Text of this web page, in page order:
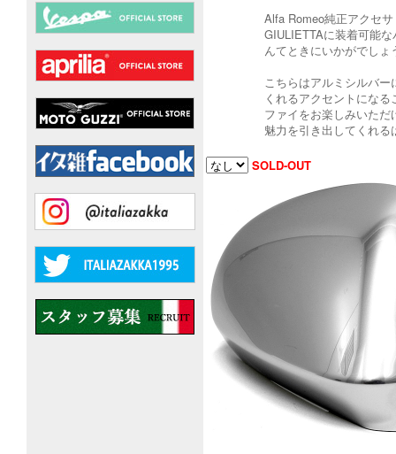
Alfa Romeo純正アクセ
GIULIETTAに装着可能
んてときにいかがでしょ
こちらはアルミシルバ
くれるアクセントにな
ファイをお楽しみいた
魅力を引き出してくれる
SOLD-OUT